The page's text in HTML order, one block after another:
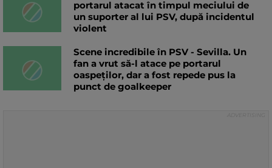
portarul atacat în timpul meciului de
un suporter al lui PSV, după incidentul
violent
Scene incredibile în PSV - Sevilla. Un
fan a vrut să-l atace pe portarul
oaspeților, dar a fost repede pus la
punct de goalkeeper